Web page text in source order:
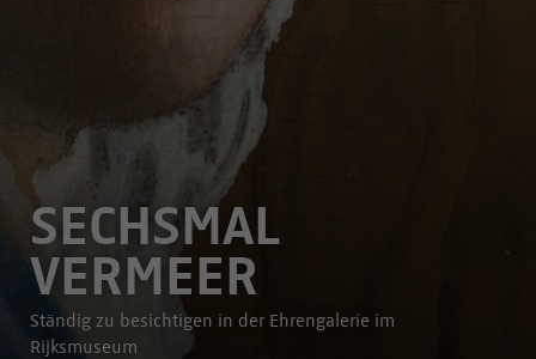
SECHSMAL
VERMEER
Ständig zu besichtigen in der Ehrengalerie im
Rijksmuseum